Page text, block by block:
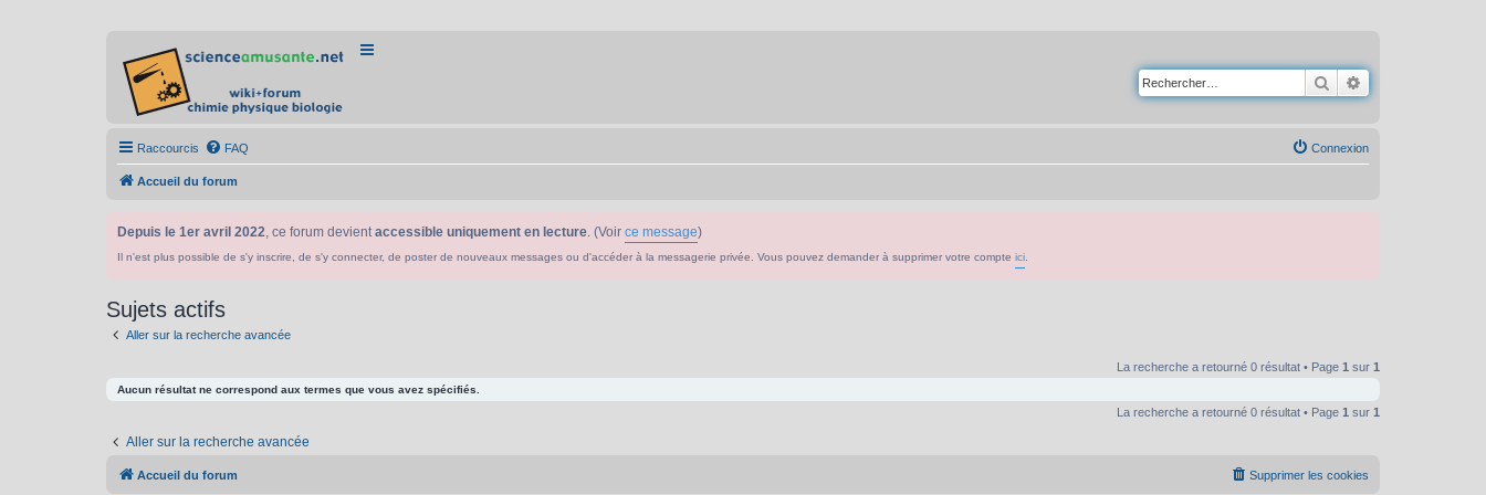
Rechercher
Raccourcis FAQ Connexion
Accueil du forum
Depuis le 1er avril 2022, ce forum devientaccessible uniquement en lecture. (Voir ce message)
Il n'est plus possible de s'y inscrire, de s'y connecter, de poster de nouveaux messages ou d'accéder à la messagerie privée. Vous pouvez demander à supprimer votre compte ici
Sujets actifs
Aller sur la recherche avancée
La recherche a retourné 0 résultat • Page 1 sur 1
Aucun résultat ne correspond aux termes que vous avez spécifiés.
La recherche a retourné 0 résultat • Page 1 sur 1
Aller sur la recherche avancée
Accueil du forum Supprimer les cookies